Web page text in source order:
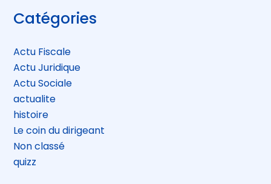
Blog
sidebar
Catégories
Actu Fiscale
Actu Juridique
Actu Sociale
actualite
histoire
Le coin du dirigeant
Non classé
quizz